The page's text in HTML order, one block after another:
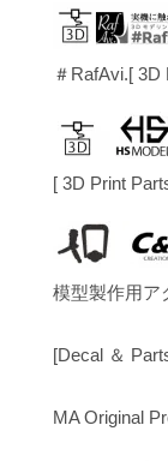
＃RafAvi.[ 3D
[ 3D Print
模型製作用ア
[Decal ＆
MA Original